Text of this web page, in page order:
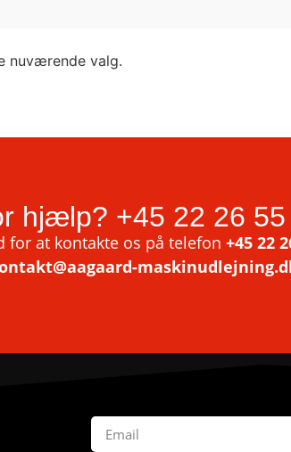
nuværende valg.
hjælp? +45 22 26
for at kontakte os på telefon +45 22